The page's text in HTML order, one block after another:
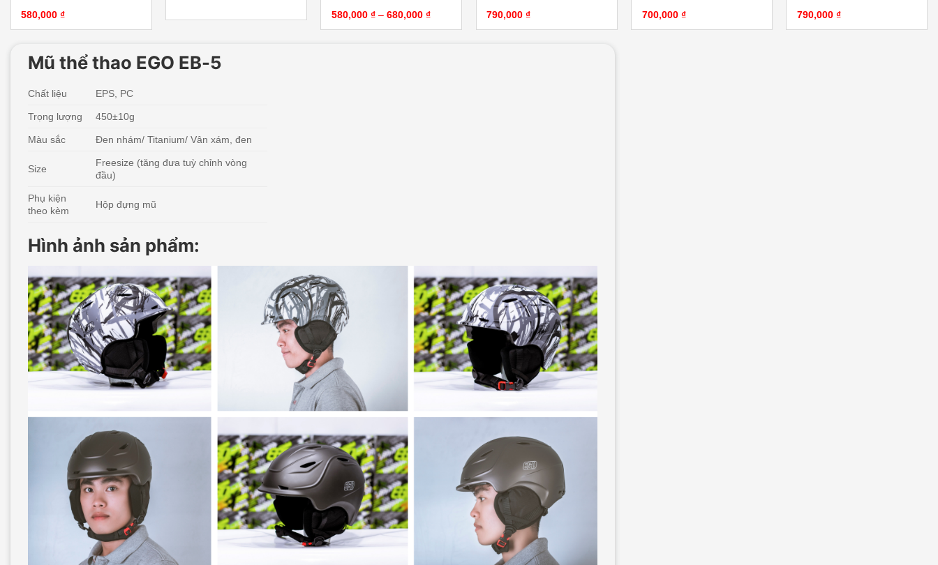
580,000₫ 580,000 ₫ – 680,000 ₫Khoảng giá: từ 580,000 ₫ đến 680,000 ₫
790,000₫ 700,000 ₫ 790,000 ₫
Mũ thể thao EGO EB-5
Chất liệu EPS, PC
Trọng lượng 450±10g
Màu sắc Đen nhám/ Titanium/ Vân xám, đen
Size
Freesize (tăng đưa tuỳ chỉnh vòng
đầu)
Phụ kiện
theo kèm
Hộp đựng mũ
Hình ảnh sản phẩm: